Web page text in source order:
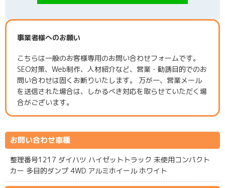
事業者様へのお願い
こちらは一般のお客様専用のお問い合わせフォームです。
SEO対策、Web制作、人材紹介など、営業・勧誘目的でのお
問い合わせは固くお断りいたします。 万が一、営業メール
を送信された場合は、しかるべき対応を取らせていただく場
合がございます。
お問い合わせ車種
整理番号1217 ダイハツ ハイゼットトラック 未使用コンパクト
カー 多目的ダンプ 4WD アルミホイール ホワイト